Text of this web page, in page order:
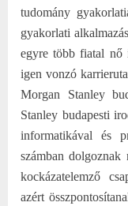
tudomány
gyakorlati
egyre több fiatal nő
igen vonzó
Morgan Stanley
Stanley budapesti
informatikával és
számban
kockázatelemző
azért